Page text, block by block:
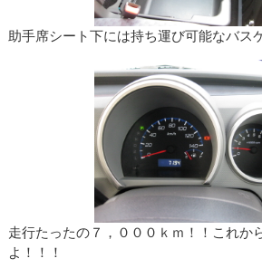
助手席シート下には持ち運び可能なバス
走行たったの７，０００ｋｍ！！これか
よ！！！